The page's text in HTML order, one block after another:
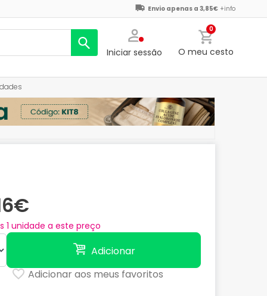
Envio apenas a 3,85€ +info
Iniciar sessão
0
O meu cesto
1 unidade a este preço
Adicionar
Adicionar aos meus favoritos